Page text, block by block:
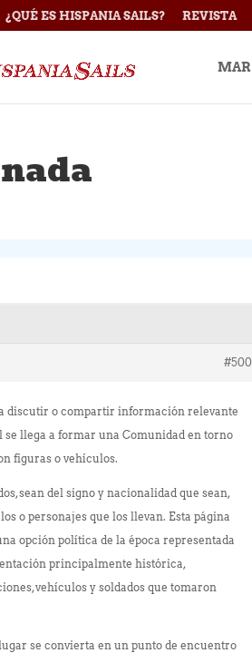
¿QUÉ ES HISPANIA SAILS? REVISTA
MAR
#500
discutir o compartir información relevante
llega a formar una Comunidad en torno
figuras o vehículos.
sean del signo y nacionalidad que sean,
o personajes que los llevan. Esta página
opción política de la época representada
principalmente histórica,
vehículos y soldados que tomaron
se convierta en un punto de encuentro